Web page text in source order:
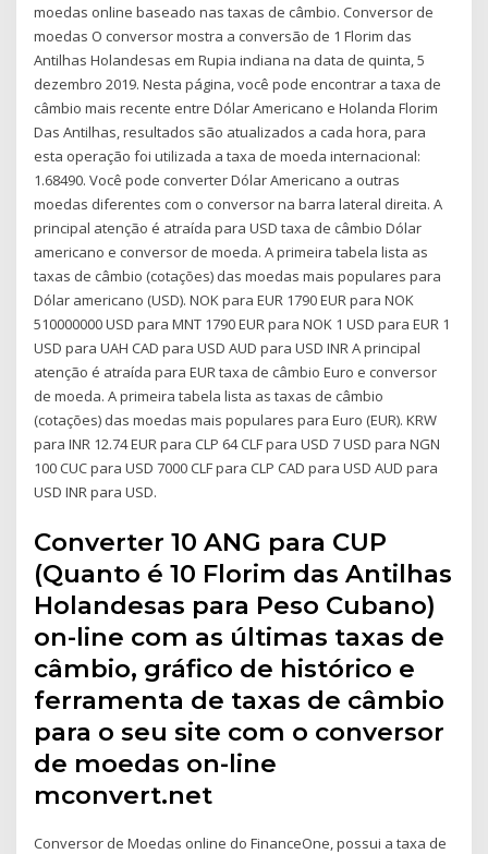
moedas online baseado nas taxas de câmbio. Conversor de
moedas O conversor mostra a conversão de 1 Florim das
Antilhas Holandesas em Rupia indiana na data de quinta, 5
dezembro 2019. Nesta página, você pode encontrar a taxa de
câmbio mais recente entre Dólar Americano e Holanda Florim
Das Antilhas, resultados são atualizados a cada hora, para
esta operação foi utilizada a taxa de moeda internacional:
1.68490. Você pode converter Dólar Americano a outras
moedas diferentes com o conversor na barra lateral direita. A
principal atenção é atraída para USD taxa de câmbio Dólar
americano e conversor de moeda. A primeira tabela lista as
taxas de câmbio (cotações) das moedas mais populares para
Dólar americano (USD). NOK para EUR 1790 EUR para NOK
510000000 USD para MNT 1790 EUR para NOK 1 USD para EUR 1
USD para UAH CAD para USD AUD para USD INR A principal
atenção é atraída para EUR taxa de câmbio Euro e conversor
de moeda. A primeira tabela lista as taxas de câmbio
(cotações) das moedas mais populares para Euro (EUR). KRW
para INR 12.74 EUR para CLP 64 CLF para USD 7 USD para NGN
100 CUC para USD 7000 CLF para CLP CAD para USD AUD para
USD INR para USD.
Converter 10 ANG para CUP
(Quanto é 10 Florim das Antilhas
Holandesas para Peso Cubano)
on-line com as últimas taxas de
câmbio, gráfico de histórico e
ferramenta de taxas de câmbio
para o seu site com o conversor
de moedas on-line
mconvert.net
Conversor de Moedas online do FinanceOne, possui a taxa de